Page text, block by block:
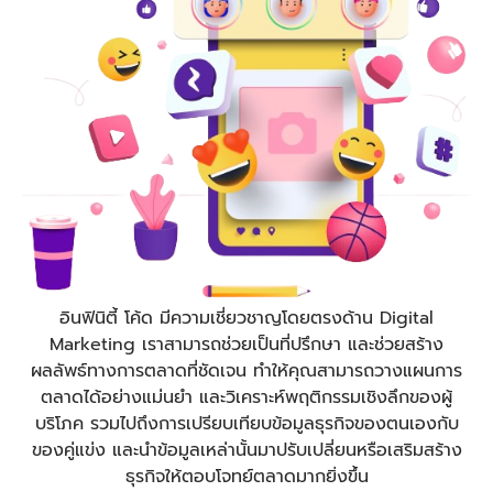
อินฟินิตี้ โค้ด มีความเชี่ยวชาญโดยตรงด้าน Digital
Marketing เราสามารถช่วยเป็นที่ปรึกษา และช่วยสร้าง
ผลลัพธ์ทางการตลาดที่ชัดเจน ทำให้คุณสามารถวางแผนการ
ตลาดได้อย่างแม่นยำ และวิเคราะห์พฤติกรรมเชิงลึกของผู้
บริโภค รวมไปถึงการเปรียบเทียบข้อมูลธุรกิจของตนเองกับ
ของคู่แข่ง และนำข้อมูลเหล่านั้นมาปรับเปลี่ยนหรือเสริมสร้าง
ธุรกิจให้ตอบโจทย์ตลาดมากยิ่งขึ้น